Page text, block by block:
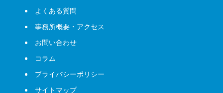
よくある質問
事務所概要・アクセス
お問い合わせ
コラム
プライバシーポリシー
サイトマップ